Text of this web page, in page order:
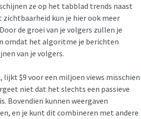
ze op het tabblad trends naast
kun je hier ook meer
de groei van je volgers zullen je
omdat het algoritme je berichten
van je volgers.
lijkt $9 voor een miljoen views misschien
niet dat het slechts een passieve
Bovendien kunnen weergaven
en je kunt dit combineren met andere